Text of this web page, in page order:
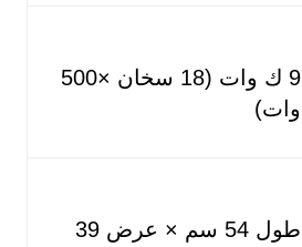
9 ك وات (18 سخان ×500
وات)
طول 54 سم × عرض 39